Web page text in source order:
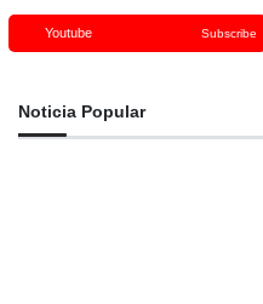
Youtube Subscribe
Noticia Popular